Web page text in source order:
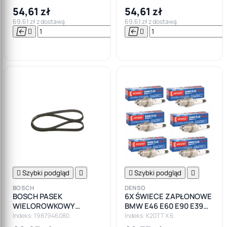
54,61 zł
69,61 zł z dostawą
  

54,61 zł
69,61 zł z dostawą
 
 Szybki podgląd 
BOSCH
BOSCH PASEK
WIELOROWKOWY
6PK1850
Indeks: 1987946080
 Szybki podgląd 
DENSO
6X ŚWIECE ZAPŁONOWE
BMW E46 E60 E90 E39
M52 M54
Indeks: K20TT X 6